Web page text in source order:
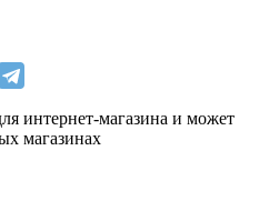
интернет-магазина и может
магазинах